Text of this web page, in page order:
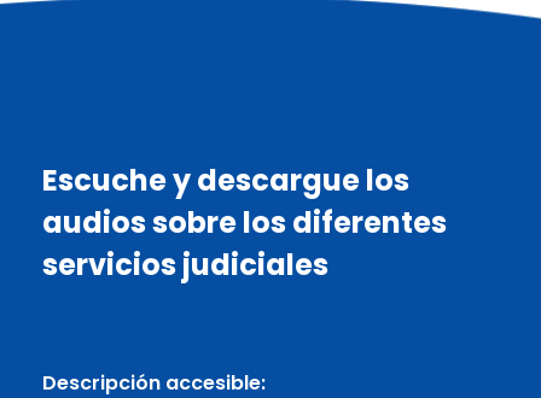
Escuche y descargue los
audios sobre los diferentes
servicios judiciales
Descripción accesible: